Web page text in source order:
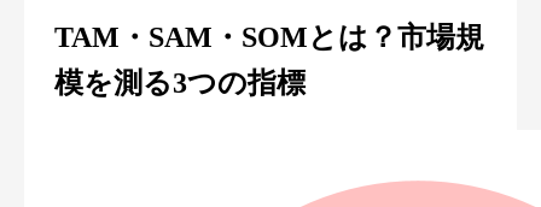
TAM・SAM・SOMとは？市場規
模を測る3つの指標